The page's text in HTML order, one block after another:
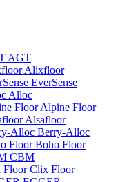
AGT
Alixfloor
EverSense
Alloc
Alpine Floor
Alsafloor
Berry-Alloc
Boho Floor
CBM
Clix Floor